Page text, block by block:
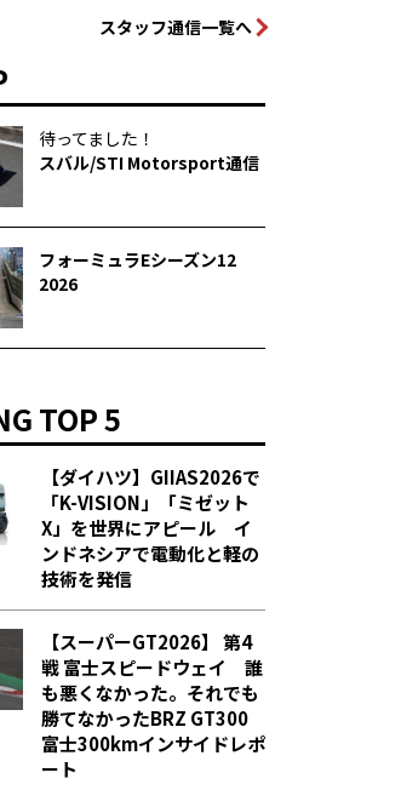
スタッフ通信一覧へ
待ってました！
スバル/STI Motorsport通信
フォーミュラEシーズン12
2026
TOP 5
【ダイハツ】GIIAS2026で
「K-VISION」「ミゼット
X」を世界にアピール イ
ンドネシアで電動化と軽の
技術を発信
【スーパーGT2026】 第4
戦 富士スピードウェイ 誰
も悪くなかった。それでも
勝てなかった――BRZ GT300
富士300kmインサイドレポ
ート